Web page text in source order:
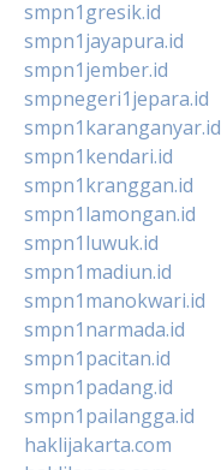
smpn1gresik.id
smpn1jayapura.id
smpn1jember.id
smpnegeri1jepara.id
smpn1karanganyar.id
smpn1kendari.id
smpn1kranggan.id
smpn1lamongan.id
smpn1luwuk.id
smpn1madiun.id
smpn1manokwari.id
smpn1narmada.id
smpn1pacitan.id
smpn1padang.id
smpn1pailangga.id
haklijakarta.com